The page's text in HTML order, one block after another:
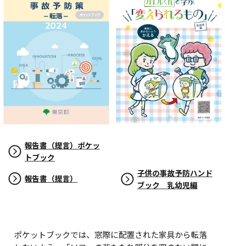
報告書（提言）ポケッ
トブック
報告書（提言）
子供の事故予防ハンド
ブック 乳幼児編
ポケットブックでは、窓際に配置された家具から転落